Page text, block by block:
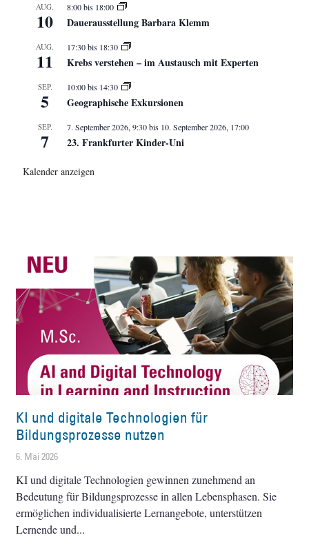
AUG.
10
8:00bis 18:00
Dauerausstellung Barbara Klemm
AUG.
11
17:30bis 18:30
Krebs verstehen – im Austausch mit Experten
SEP.
5
10:00bis 14:30
Geographische Exkursionen
SEP.
7
7. September 2026, 9:30bis 10. September 2026, 17:00
23. Frankfurter Kinder-Uni
Kalender anzeigen
KI und digitale Technologien für
Bildungsprozesse nutzen
6. Mai 2026
KI und digitale Technologien gewinnen zunehmend an
Bedeutung für Bildungsprozesse in allen Lebensphasen. Sie
ermöglichen individualisierte Lernangebote, unterstützen
Lernende und